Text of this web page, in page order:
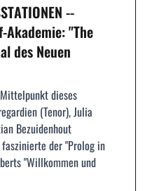
--
"The
des Neuen
dieses
(Tenor), Julia
Bezuidenhout
der "Prolog in
"Willkommen und